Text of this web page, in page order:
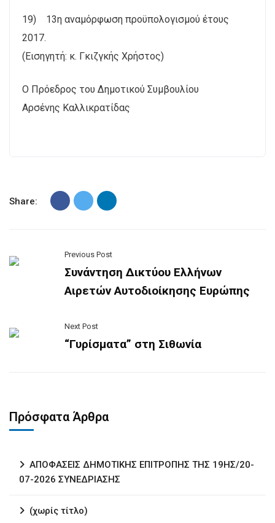
19) 13η αναμόρφωση προϋπολογισμού έτους
2017.
(Εισηγητή: κ. Γκιζγκής Χρήστος)
Ο Πρόεδρος του Δημοτικού Συμβουλίου
Αρσένης Καλλικρατίδας
Share:
Previous Post
Συνάντηση Δικτύου Ελλήνων
Αιρετών Αυτοδιοίκησης Ευρώπης
Next Post
“Γυρίσματα” στη Σιθωνία
Πρόσφατα Άρθρα
ΑΠΟΦΑΣΕΙΣ ΔΗΜΟΤΙΚΗΣ ΕΠΙΤΡΟΠΗΣ ΤΗΣ 19ΗΣ/20-
07-2026 ΣΥΝΕΔΡΙΑΣΗΣ
(χωρίς τίτλο)